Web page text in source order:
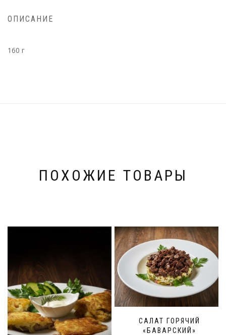
ОПИСАНИЕ
160 г
ПОХОЖИЕ ТОВАРЫ
САЛАТ ГОРЯЧИЙ
«БАВАРСКИЙ»